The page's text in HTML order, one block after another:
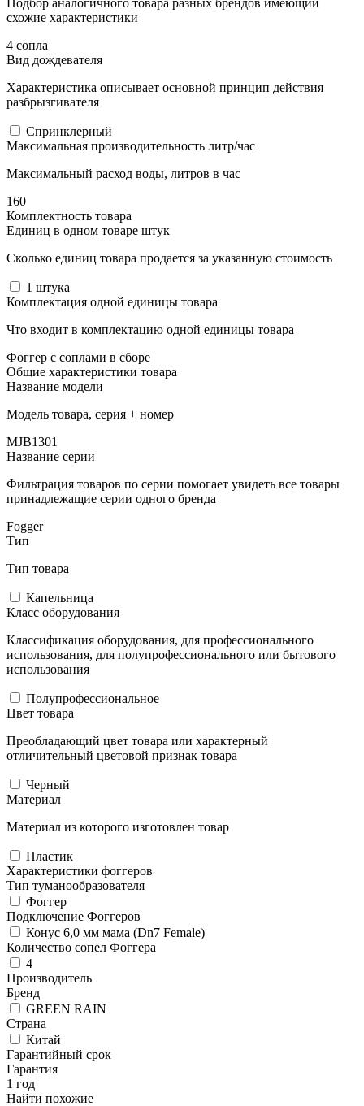
схожие характеристики
4 сопла
Вид дождевателя
Характеристика описывает основной принцип действия
разбрызгивателя
Спринклерный
Максимальная производительность литр/час
Максимальный расход воды, литров в час
160
Комплектность товара
Единиц в одном товаре штук
Сколько единиц товара продается за указанную стоимость
1 штука
Комплектация одной единицы товара
Что входит в комплектацию одной единицы товара
Фоггер с соплами в сборе
Общие характеристики товара
Название модели
Модель товара, серия + номер
MJB1301
Название серии
Фильтрация товаров по серии помогает увидеть все товары
принадлежащие серии одного бренда
Fogger
Тип
Тип товара
Капельница
Класс оборудования
Классификация оборудования, для профессионального
использования, для полупрофессионального или бытового
использования
Полупрофессиональное
Цвет товара
Преобладающий цвет товара или характерный
отличительный цветовой признак товара
Черный
Материал
Материал из которого изготовлен товар
Пластик
Характеристики фоггеров
Тип туманообразователя
Фоггер
Подключение Фоггеров
Конус 6,0 мм мама (Dn7 Female)
Количество сопел Фоггера
4
Производитель
Бренд
GREEN RAIN
Страна
Китай
Гарантийный срок
Гарантия
1 год
Найти похожие